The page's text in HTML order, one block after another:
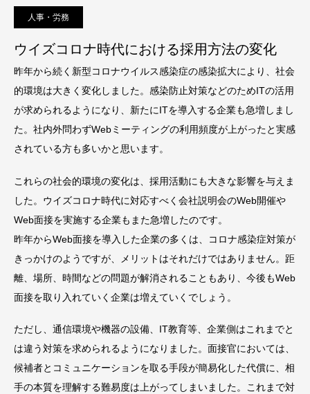
人事・労務
ウイズコロナ時代における採用方法の変化
昨年から続く新型コロナウイルス感染症の感染拡大により、社会
的環境は大きく変化しました。感染防止対策などのためITの活用
が求められるようになり、新たにITを導入する企業も急増しまし
た。社内外問わずWebミーティングの利用頻度が上がったと実感
されている方も多いかと思います。
これらの社会的環境の変化は、採用活動にも大きな影響を与えま
した。ウイズコロナ時代に対応すべく会社説明会のWeb開催や
Web面接を実施する企業もまた急増したのです。
昨年からWeb面接を導入した企業の多くは、コロナ感染症対策が
きっかけのようですが、メリットはそれだけではありません。距
離、場所、時間などの問題が解消されることもあり、今後もWeb
面接を取り入れていく企業は増えていくでしょう。
ただし、通信環境や機器の設備、IT教育等、企業側はこれまでと
は違う対策を求められるようになりました。面接官においては、
候補者とコミュニケーションを取る手段が簡易化した代償に、相
手の本質を理解する難易度は上がってしまいました。これまで対